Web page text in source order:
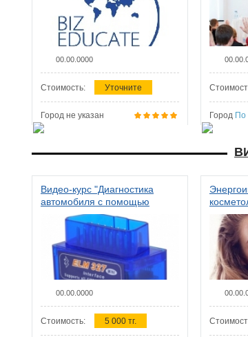
00.00.0000
Стоимость: Уточните
Город не указан Город По
Видео-курс "Диагностика
автомобиля с помощью
сканера ELM 327"
00.00.0000
Стоимость: 5 000 тг.